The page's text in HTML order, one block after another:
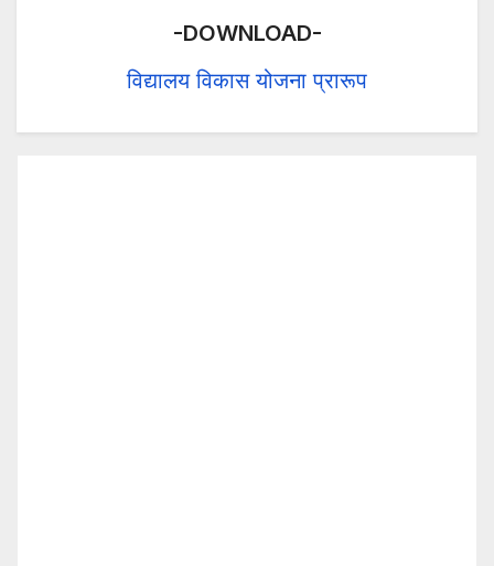
-DOWNLOAD-
विद्यालय विकास योजना प्रारूप